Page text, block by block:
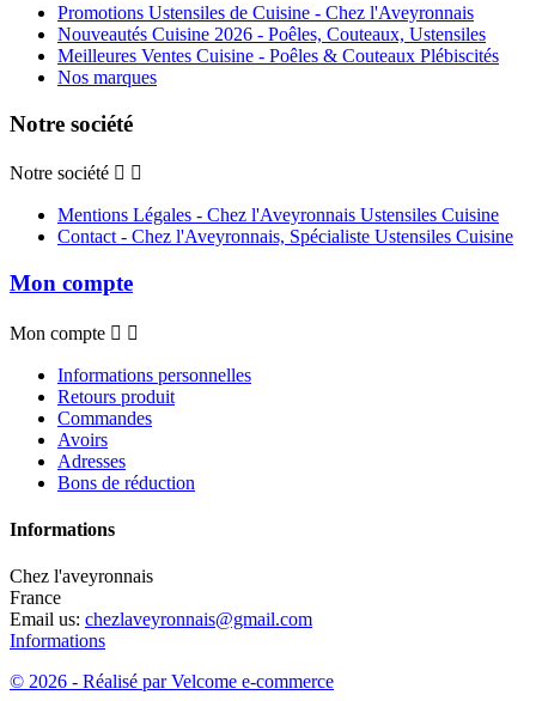
Promotions Ustensiles de Cuisine - Chez l'Aveyronnais
Nouveautés Cuisine 2026 - Poêles, Couteaux, Ustensiles
Meilleures Ventes Cuisine - Poêles & Couteaux Plébiscités
Nos marques
Notre société
Notre société  
Mentions Légales - Chez l'Aveyronnais Ustensiles Cuisine
Contact - Chez l'Aveyronnais, Spécialiste Ustensiles Cuisine
Mon compte
Mon compte  
Informations personnelles
Retours produit
Commandes
Avoirs
Adresses
Bons de réduction
Informations
Chez l'aveyronnais
France
Email us: chezlaveyronnais@gmail.com
Informations
© 2026 - Réalisé par Velcome e-commerce